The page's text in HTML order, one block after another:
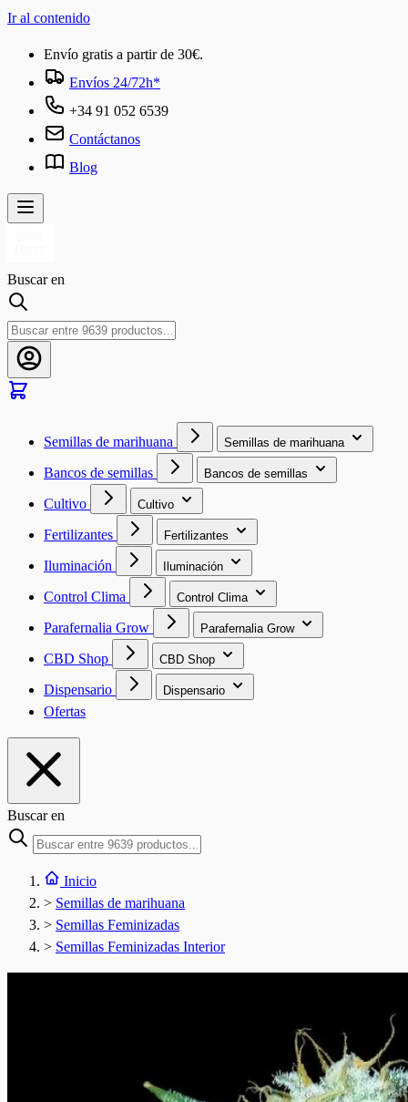
Ir al contenido
Envío gratis a partir de 30€.
Envíos 24/72h*
+34 91 052 6539
Contáctanos
Blog
Buscar en
Semillas de marihuana Semillas de marihuana
Bancos de semillas Bancos de semillas
Cultivo Cultivo
Fertilizantes Fertilizantes
Iluminación Iluminación
Control Clima Control Clima
Parafernalia Grow Parafernalia Grow
CBD Shop CBD Shop
Dispensario Dispensario
Ofertas
Buscar en
Inicio
> Semillas de marihuana
> Semillas Feminizadas
> Semillas Feminizadas Interior